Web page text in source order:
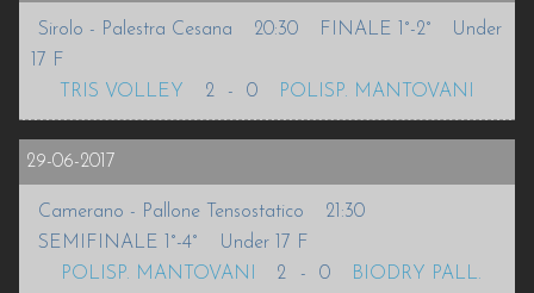
INFO
ACCEDI
Sirolo - Palestra Cesana 20:30 FINALE 1°-2°
Under
17 F
TRIS VOLLEY
2 - 0 POLISP. MANTOVANI
29-06-2017
Camerano - Pallone Tensostatico
21:30
SEMIFINALE 1°-4°
Under 17 F
POLISP. MANTOVANI
2 - 0
BIODRY PALL.